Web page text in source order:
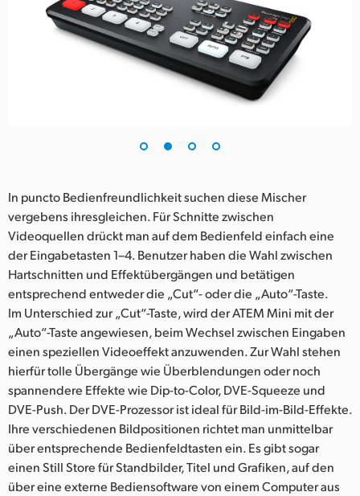
In puncto Bedienfreundlichkeit suchen diese Mischer
vergebens ihresgleichen. Für Schnitte zwischen
Videoquellen drückt man auf dem Bedienfeld einfach eine
der Eingabetasten 1–4. Benutzer haben die Wahl zwischen
Hartschnitten und Effektübergängen und betätigen
entsprechend entweder die „Cut“- oder die „Auto“-Taste.
Im Unterschied zur „Cut“-Taste, wird der ATEM Mini mit der
„Auto“-Taste angewiesen, beim Wechsel zwischen Eingaben
einen speziellen Videoeffekt anzuwenden. Zur Wahl stehen
hierfür tolle Übergänge wie Überblendungen oder noch
spannendere Effekte wie Dip-to-Color, DVE-Squeeze und
DVE-Push. Der DVE-Prozessor ist ideal für Bild-im-Bild-Effekte.
Ihre verschiedenen Bildpositionen richtet man unmittelbar
über entsprechende Bedienfeldtasten ein. Es gibt sogar
einen Still Store für Standbilder, Titel und Grafiken, auf den
über eine externe Bediensoftware von einem Computer aus